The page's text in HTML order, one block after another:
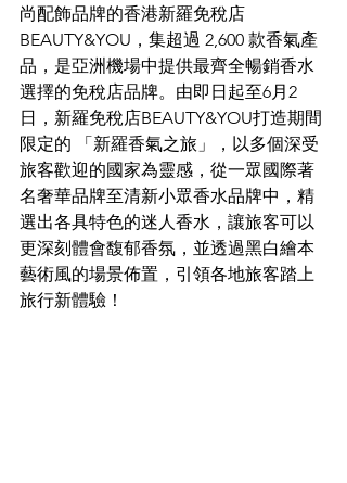
尚配飾品牌的香港新羅免稅店
BEAUTY&YOU，集超過 2,600 款香氣產
品，是亞洲機場中提供最齊全暢銷香水
選擇的免稅店品牌。由即日起至6月2
日，新羅免稅店BEAUTY&YOU打造期間
限定的 「新羅香氣之旅」，以多個深受
旅客歡迎的國家為靈感，從一眾國際著
名奢華品牌至清新小眾香水品牌中，精
選出各具特色的迷人香水，讓旅客可以
更深刻體會馥郁香氛，並透過黑白繪本
藝術風的場景佈置，引領各地旅客踏上
旅行新體驗！